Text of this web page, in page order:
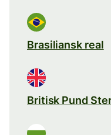
Brasiliansk real
Britisk Pund